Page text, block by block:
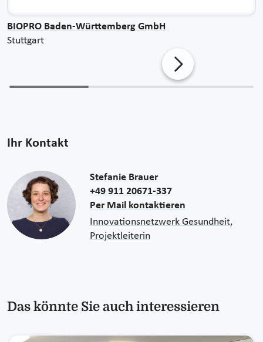
BIOPRO Baden-Württemberg GmbH
Stuttgart
Ihr Kontakt
Stefanie Brauer
+49 911 20671-337
Per Mail kontaktieren
Innovationsnetzwerk Gesundheit,
Projektleiterin
Das könnte Sie auch interessieren